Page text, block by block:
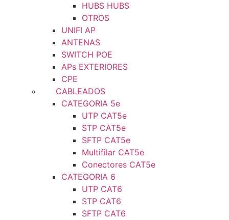
HUBS HUBS
OTROS
UNIFI AP
ANTENAS
SWITCH POE
APs EXTERIORES
CPE
CABLEADOS
CATEGORIA 5e
UTP CAT5e
STP CAT5e
SFTP CAT5e
Multifilar CAT5e
Conectores CAT5e
CATEGORIA 6
UTP CAT6
STP CAT6
SFTP CAT6